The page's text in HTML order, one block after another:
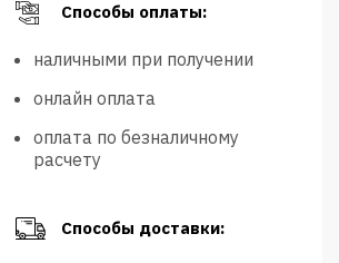
Способы оплаты:
наличными при получении
онлайн оплата
оплата по безналичному
расчету
Способы доставки: